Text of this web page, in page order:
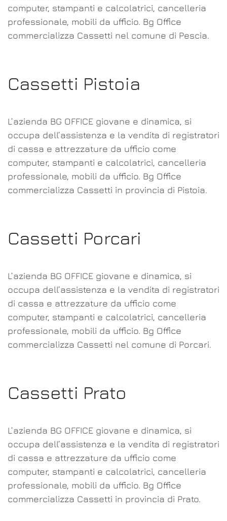
computer, stampanti e calcolatrici, cancelleria
professionale, mobili da ufficio. Bg Office
commercializza Cassetti nel comune di Pescia.
Cassetti Pistoia
L’azienda BG OFFICE giovane e dinamica, si
occupa dell’assistenza e la vendita di registratori
di cassa e attrezzature da ufficio come
computer, stampanti e calcolatrici, cancelleria
professionale, mobili da ufficio. Bg Office
commercializza Cassetti in provincia di Pistoia.
Cassetti Porcari
L’azienda BG OFFICE giovane e dinamica, si
occupa dell’assistenza e la vendita di registratori
di cassa e attrezzature da ufficio come
computer, stampanti e calcolatrici, cancelleria
professionale, mobili da ufficio. Bg Office
commercializza Cassetti nel comune di Porcari.
Cassetti Prato
L’azienda BG OFFICE giovane e dinamica, si
occupa dell’assistenza e la vendita di registratori
di cassa e attrezzature da ufficio come
computer, stampanti e calcolatrici, cancelleria
professionale, mobili da ufficio. Bg Office
commercializza Cassetti in provincia di Prato.